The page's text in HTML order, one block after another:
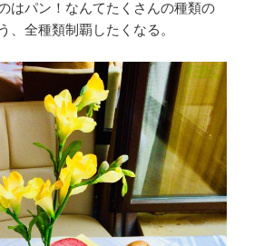
はパン！なんてたくさんの種類の
、全種類制覇したくなる。